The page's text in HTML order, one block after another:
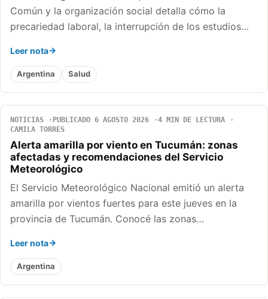
Común y la organización social detalla cómo la
precariedad laboral, la interrupción de los estudios…
Leer nota
Argentina Salud
NOTICIAS PUBLICADO 6 AGOSTO 2026
4 MIN DE LECTURA
CAMILA TORRES
Alerta amarilla por viento en Tucumán: zonas
afectadas y recomendaciones del Servicio
Meteorológico
El Servicio Meteorológico Nacional emitió un alerta
amarilla por vientos fuertes para este jueves en la
provincia de Tucumán. Conocé las zonas…
Leer nota
Argentina